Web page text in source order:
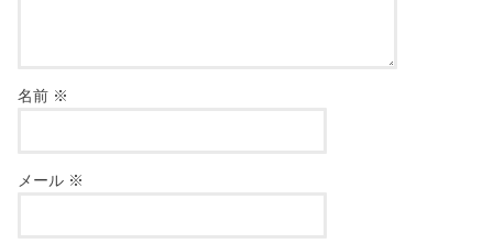
名前 ※
メール ※